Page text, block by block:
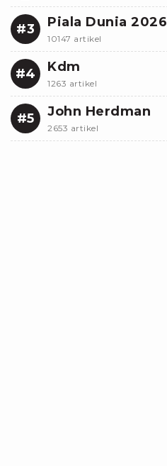
#3 Piala Dunia 2026
10147 artikel
#4 Kdm
1263 artikel
#5 John Herdman
2653 artikel